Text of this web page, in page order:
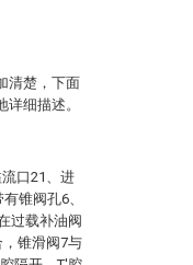
清楚，下面
细描述。
口21、进
锥阀孔6、
过载补油阀
锥滑阀7与